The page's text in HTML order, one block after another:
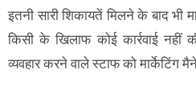
इतनी सारी शिकायतें मिलने के बाद भी
किसी के खिलाफ कोई कार्रवाई नहीं
व्यवहार करने वाले स्टाफ को